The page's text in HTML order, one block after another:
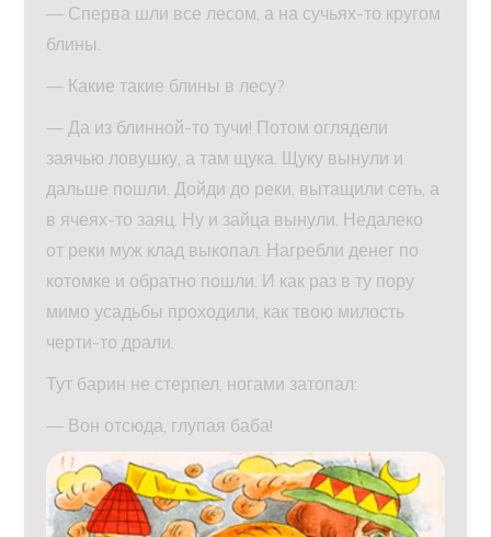
— Сперва шли все лесом, а на сучьях-то кругом
блины.
— Какие такие блины в лесу?
— Да из блинной-то тучи! Потом оглядели
заячью ловушку, а там щука. Щуку вынули и
дальше пошли. Дойди до реки, вытащили сеть, а
в ячеях-то заяц. Ну и зайца вынули. Недалеко
от реки муж клад выкопал. Нагребли денег по
котомке и обратно пошли. И как раз в ту пору
мимо усадьбы проходили, как твою милость
черти-то драли.
Тут барин не стерпел, ногами затопал:
— Вон отсюда, глупая баба!